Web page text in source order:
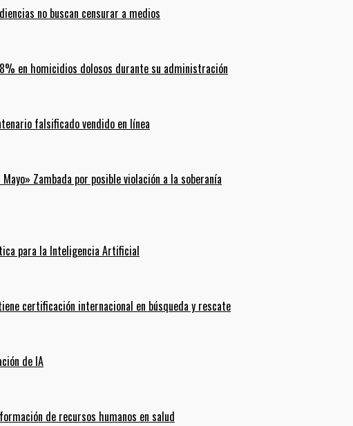
no buscan censurar a medios
en homicidios dolosos durante su administración
falsificado vendido en línea
Zambada por posible violación a la soberanía
para la Inteligencia Artificial
certificación internacional en búsqueda y rescate
de IA
de recursos humanos en salud